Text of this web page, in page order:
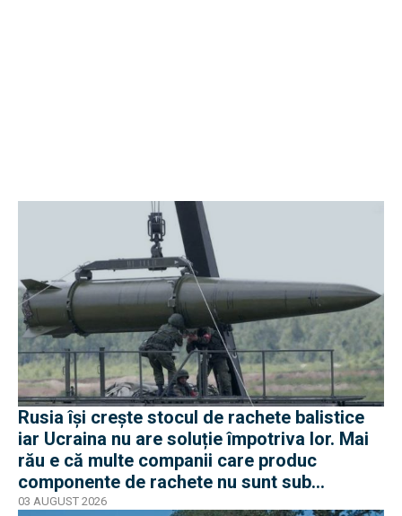
Rusia își crește stocul de rachete balistice
iar Ucraina nu are soluție împotriva lor. Mai
rău e că multe companii care produc
componente de rachete nu sunt sub
sancțiuni în Occident
03 AUGUST 2026